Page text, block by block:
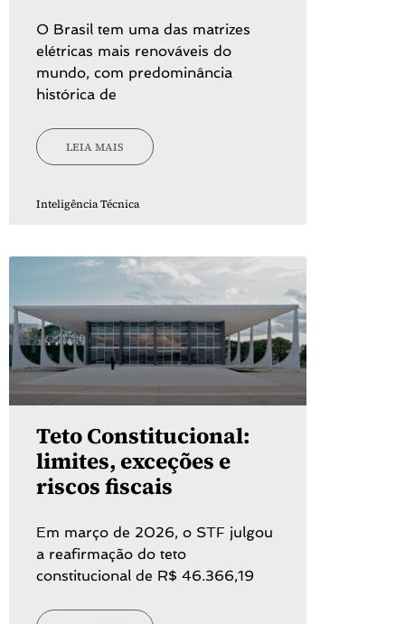
O Brasil tem uma das matrizes
elétricas mais renováveis do
mundo, com predominância
histórica de
LEIA MAIS
Inteligência Técnica
Teto Constitucional:
limites, exceções e
riscos fiscais
Em março de 2026, o STF julgou
a reafirmação do teto
constitucional de R$ 46.366,19